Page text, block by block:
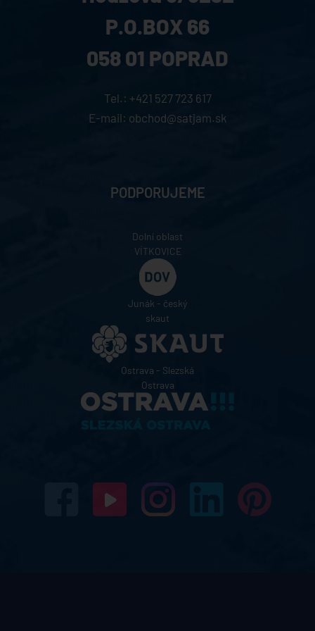
P.O.BOX 66
058 01 POPRAD
Tel.: +421 527 723 617
E-mail: obchod@satjam.sk
PODPORUJEME
Dolní oblast
VÍTKOVICE
Junák - český
skaut
Ostrava - Slezská
Ostrava